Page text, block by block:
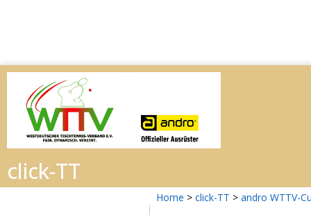
Home > click-TT > andro WTTV-